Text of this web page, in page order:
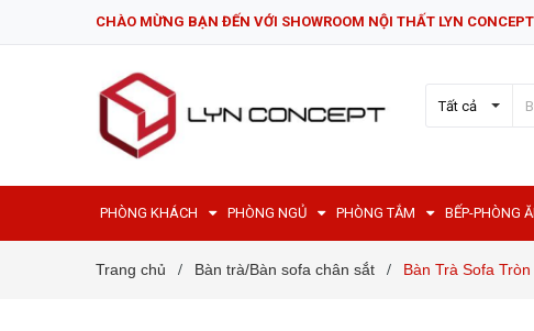
CHÀO MỪNG BẠN ĐẾN VỚI SHOWROOM NỘI THẤT LYN
Tất cả
PHÒNG KHÁCH PHÒNG NGỦ PHÒNG TẮM BẾP-PHÒNG
Trang chủ / Bàn trà/Bàn sofa chân sắt / Bàn Trà Sofa